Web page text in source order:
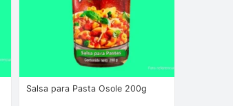
Salsa para Pasta Osole 200g